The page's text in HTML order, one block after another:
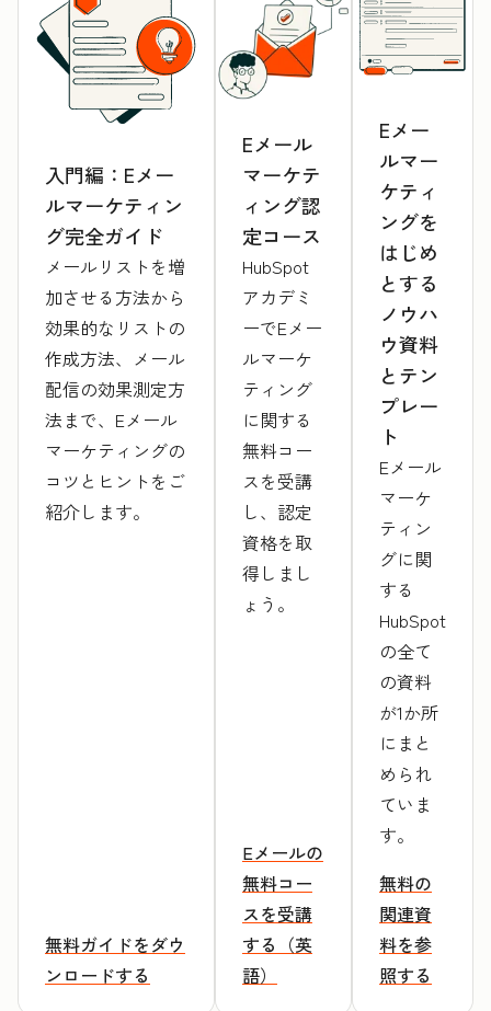
入門編：Eメー
ルマーケティン
グ完全ガイド
メールリストを増
加させる方法から
効果的なリストの
作成方法、メール
配信の効果測定方
法まで、Eメール
マーケティングの
コツとヒントをご
紹介します。
無料ガイドをダウ
ンロードする
Eメール
マーケテ
ィング認
定コース
HubSpot
アカデミ
ーでEメー
ルマーケ
ティング
に関する
無料コー
スを受講
し、認定
資格を取
得しまし
ょう。
Eメールの
無料コー
スを受講
する（英
語）
Eメー
ルマー
ケティ
ングを
はじめ
とする
ノウハ
ウ資料
とテン
プレー
ト
Eメール
マーケ
ティン
グに関
する
HubSpot
の全て
の資料
が1か所
にまと
められ
ていま
す。
無料の
関連資
料を参
照する